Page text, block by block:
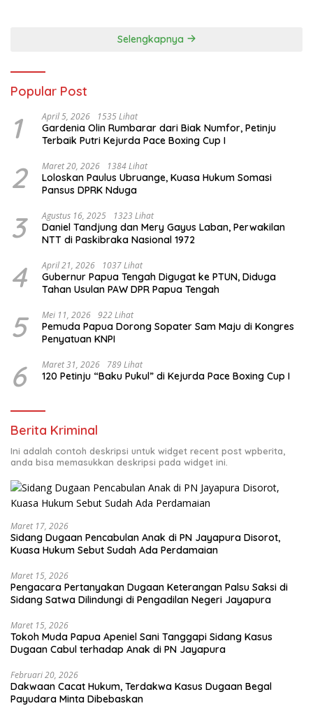
Selengkapnya
Popular Post
1 April 5, 2026 1535 Lihat
Gardenia Olin Rumbarar dari Biak Numfor, Petinju
Terbaik Putri Kejurda Pace Boxing Cup I
2 Maret 20, 2026 1384 Lihat
Loloskan Paulus Ubruange, Kuasa Hukum Somasi
Pansus DPRK Nduga
3 Agustus 16, 2025 1323 Lihat
Daniel Tandjung dan Mery Gayus Laban, Perwakilan
NTT di Paskibraka Nasional 1972
4 April 21, 2026 1037 Lihat
Gubernur Papua Tengah Digugat ke PTUN, Diduga
Tahan Usulan PAW DPR Papua Tengah
5 Mei 11, 2026 922 Lihat
Pemuda Papua Dorong Sopater Sam Maju di Kongres
Penyatuan KNPI
6 Maret 31, 2026 789 Lihat
120 Petinju “Baku Pukul” di Kejurda Pace Boxing Cup I
Berita Kriminal
Ini adalah contoh deskripsi untuk widget recent post wpberita,
anda bisa memasukkan deskripsi pada widget ini.
Maret 17, 2026
Sidang Dugaan Pencabulan Anak di PN Jayapura Disorot,
Kuasa Hukum Sebut Sudah Ada Perdamaian
Maret 15, 2026
Pengacara Pertanyakan Dugaan Keterangan Palsu Saksi di
Sidang Satwa Dilindungi di Pengadilan Negeri Jayapura
Maret 15, 2026
Tokoh Muda Papua Apeniel Sani Tanggapi Sidang Kasus
Dugaan Cabul terhadap Anak di PN Jayapura
Februari 20, 2026
Dakwaan Cacat Hukum, Terdakwa Kasus Dugaan Begal
Payudara Minta Dibebaskan